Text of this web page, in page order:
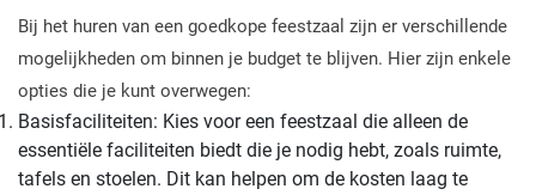
Bij het huren van een goedkope feestzaal zijn er verschillende
mogelijkheden om binnen je budget te blijven. Hier zijn enkele
opties die je kunt overwegen:
Basisfaciliteiten: Kies voor een feestzaal die alleen de
essentiële faciliteiten biedt die je nodig hebt, zoals ruimte,
tafels en stoelen. Dit kan helpen om de kosten laag te